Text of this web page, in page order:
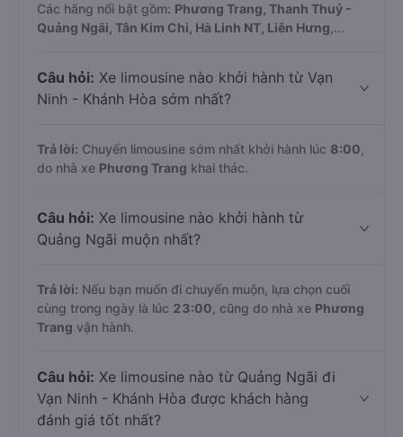
Các hãng nổi bật gồm: Phương Trang, Thanh Thuỷ -
Quảng Ngãi, Tân Kim Chi, Hà Linh NT, Liên Hưng ,...
Câu hỏi: Xe limousine nào khởi hành từ Vạn
Ninh - Khánh Hòa sớm nhất?
Trả lời: Chuyến limousine sớm nhất khởi hành lúc 8:00
do nhà xe Phương Trang khai thác.
Câu hỏi: Xe limousine nào khởi hành từ
Quảng Ngãi muộn nhất?
Trả lời: Nếu bạn muốn đi chuyến muộn, lựa chọn cuối
cùng trong ngày là lúc 23:00 , cũng do nhà xe Phương
Trang vận hành.
Câu hỏi: Xe limousine nào từ Quảng Ngãi đi
Vạn Ninh - Khánh Hòa được khách hàng
đánh giá tốt nhất?